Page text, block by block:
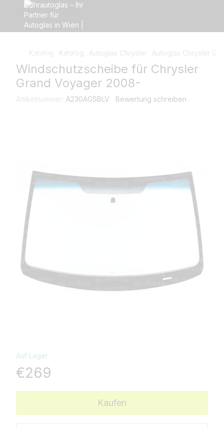
Katalog Katalog Autoglas Сhrysler Autoglas Сhrysler
Windschutzscheibe für Chrysler
Grand Voyager 2008-
Artikelnummer: A230AGSBLV Bewertung schreiben
Auf Lager
€269
Kaufen